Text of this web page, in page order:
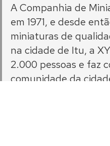
A Companhia de
em 1971, e desde
miniaturas de
na cidade de Itu, a
2.000 pessoas e faz
comunidade da